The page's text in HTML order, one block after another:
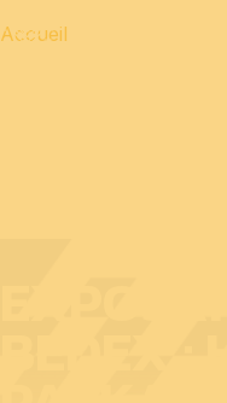
Accueil